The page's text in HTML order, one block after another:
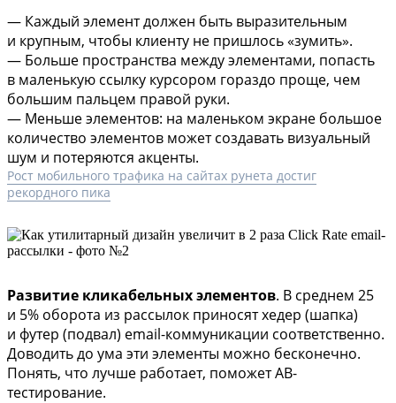
— Каждый элемент должен быть выразительным
и крупным, чтобы клиенту не пришлось «зумить».
— Больше пространства между элементами, попасть
в маленькую ссылку курсором гораздо проще, чем
большим пальцем правой руки.
— Меньше элементов: на маленьком экране большое
количество элементов может создавать визуальный
шум и потеряются акценты.
Рост мобильного трафика на сайтах рунета достиг
рекордного пика
Развитие кликабельных элементов. В среднем 25
и 5% оборота из рассылок приносят хедер (шапка)
и футер (подвал) email-коммуникации соответственно.
Доводить до ума эти элементы можно бесконечно.
Понять, что лучше работает, поможет АВ-
тестирование.